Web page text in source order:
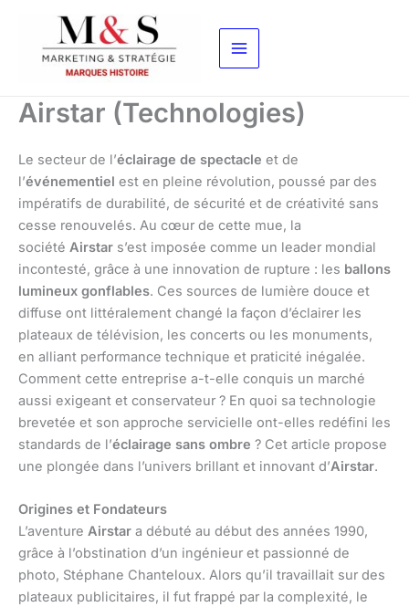
contenu
Airstar (Technologies)
Le secteur de l’éclairage de spectacle et de
l’événementiel est en pleine révolution, poussé par des
impératifs de durabilité, de sécurité et de créativité sans
cesse renouvelés. Au cœur de cette mue, la
société Airstar s’est imposée comme un leader mondial
incontesté, grâce à une innovation de rupture : les ballons
lumineux gonflables. Ces sources de lumière douce et
diffuse ont littéralement changé la façon d’éclairer les
plateaux de télévision, les concerts ou les monuments,
en alliant performance technique et praticité inégalée.
Comment cette entreprise a-t-elle conquis un marché
aussi exigeant et conservateur ? En quoi sa technologie
brevetée et son approche servicielle ont-elles redéfini les
standards de l’éclairage sans ombre ? Cet article propose
une plongée dans l’univers brillant et innovant d’Airstar.
Origines et Fondateurs
L’aventure Airstar a débuté au début des années 1990,
grâce à l’obstination d’un ingénieur et passionné de
photo, Stéphane Chanteloux. Alors qu’il travaillait sur des
plateaux publicitaires, il fut frappé par la complexité, le